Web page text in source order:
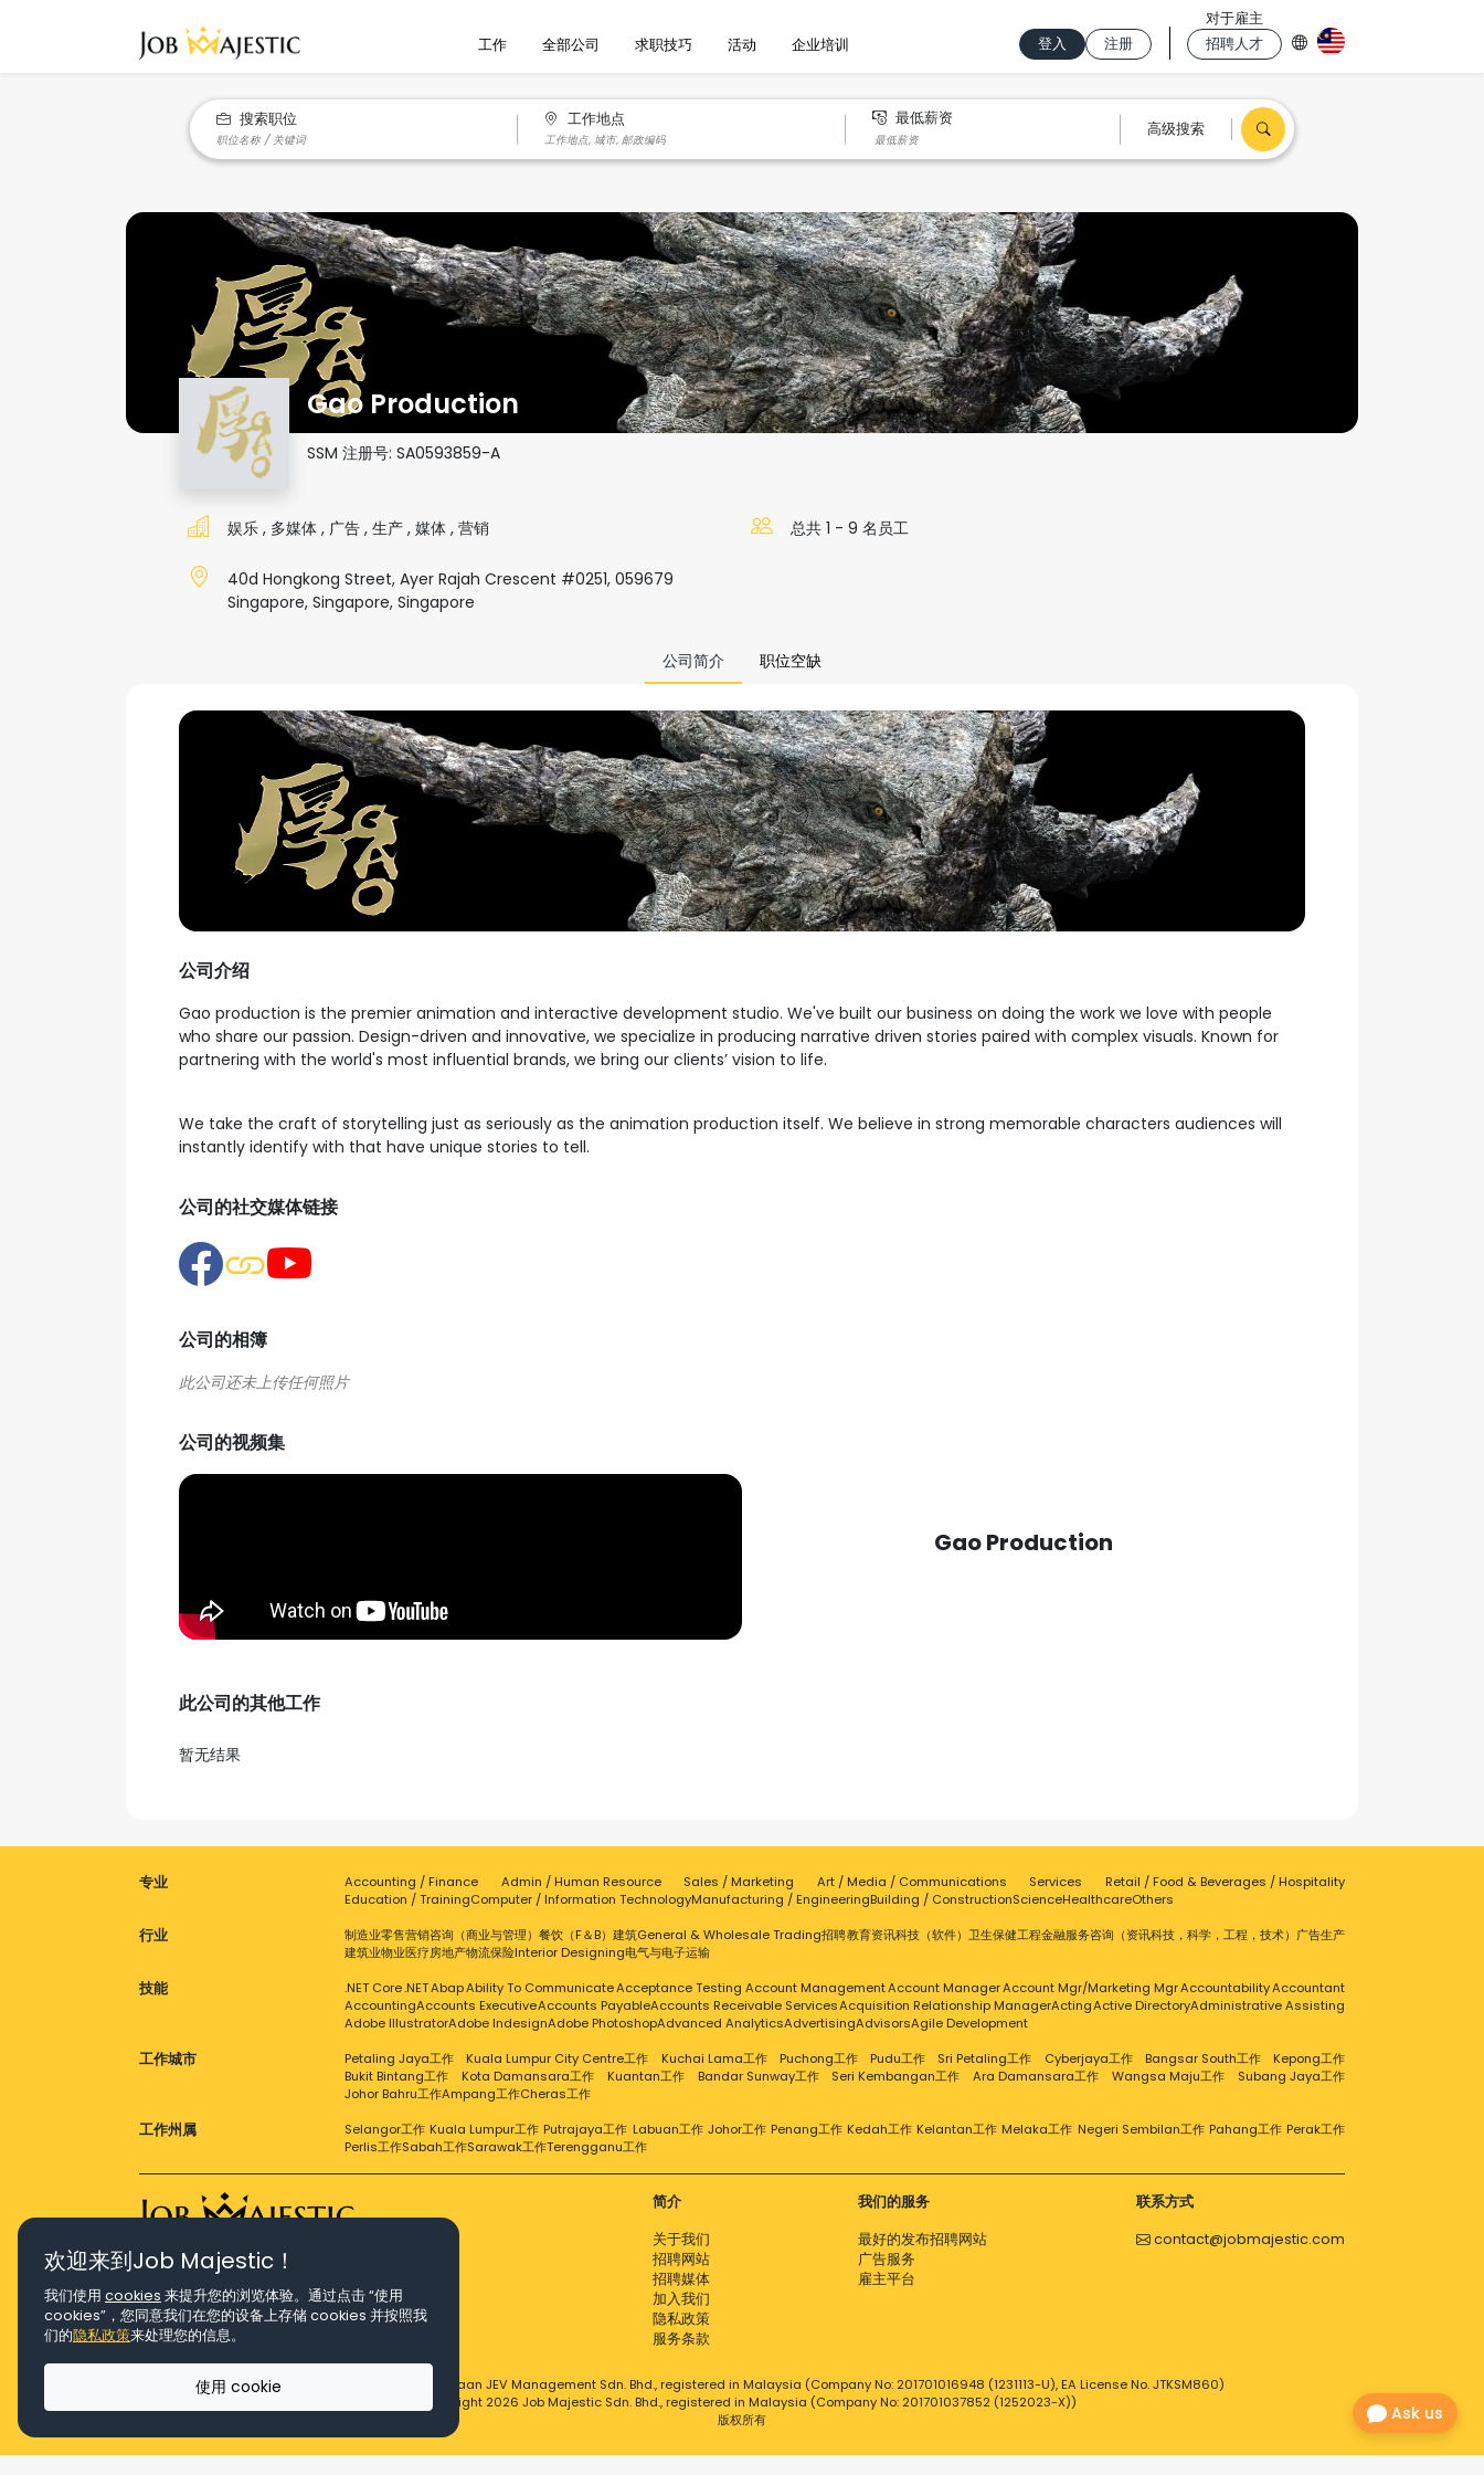
工作 全部公司 求职技巧 活动 企业培训 登入 注册
对于雇主
招聘人才
搜索职位 工作地点 最低薪资
高级搜索
Gao Production
SSM 注册号: SA0593859-A
娱乐 , 多媒体 , 广告 , 生产 , 媒体 , 营销 总共 1 - 9 名员工
40d Hongkong Street, Ayer Rajah Crescent #0251, 059679
Singapore, Singapore, Singapore
公司简介 职位空缺
公司介绍
Gao production is the premier animation and interactive development studio. We've built our business on doing the work we love with people
who share our passion. Design-driven and innovative, we specialize in producing narrative driven stories paired with complex visuals. Known for
partnering with the world's most influential brands, we bring our clients’ vision to life.
We take the craft of storytelling just as seriously as the animation production itself. We believe in strong memorable characters audiences will
instantly identify with that have unique stories to tell.
公司的社交媒体链接
公司的相簿
公司的视频集
Gao Production
此公司的其他工作
暂无结果
专业 Accounting / Finance Admin / Human Resource Sales / Marketing Art / Media / Communications Services
Retail / Food & Beverages / Hospitality
Education / TrainingComputer / Information TechnologyManufacturing / EngineeringBuilding / ConstructionScienceHealthcareOthers
行业 制造业零售营销咨询（商业与管理）餐饮（F＆B）建筑General & Wholesale Trading招聘教育资讯科技（软件） 卫生保健工程金融服务咨询（资讯科技，科学，工程，技术） 广告生产
建筑业物业医疗房地产物流保险Interior Designing电气与电子运输
技能 .NET Core.NETAbapAbility To CommunicateAcceptance Testing Account ManagementAccount ManagerAccount Mgr/Marketing MgrAccountabilityAccountant
AccountingAccounts ExecutiveAccounts PayableAccounts Receivable ServicesAcquisition Relationship ManagerActingActive DirectoryAdministrative Assisting
Adobe IllustratorAdobe IndesignAdobe PhotoshopAdvanced AnalyticsAdvertisingAdvisorsAgile Development
工作城市 Petaling Jaya工作 Kuala Lumpur City Centre工作 Kuchai Lama工作 Puchong工作 Pudu工作 Sri Petaling工作 Cyberjaya工作 Bangsar South工作
Kepong工作
Bukit Bintang工作
Kota Damansara工作 Kuantan工作 Bandar Sunway工作 Seri Kembangan工作 Ara Damansara工作 Wangsa Maju工作
Subang Jaya工作
Johor Bahru工作Ampang工作Cheras工作
工作州属 Selangor工作 Kuala Lumpur工作 Putrajaya工作 Labuan工作 Johor工作 Penang工作 Kedah工作 Kelantan工作 Melaka工作 Negeri Sembilan工作 Pahang工作 Perak工作
Perlis工作Sabah工作Sarawak工作Terengganu工作
简介
关于我们
招聘网站
招聘媒体
加入我们
隐私政策
服务条款
我们的服务
最好的发布招聘网站
广告服务
雇主平台
联系方式
contact@jobmajestic.com
Right Job, Majestic Life.
© Copyright 2026 Agensi Pekerjaan JEV Management Sdn. Bhd., registered in Malaysia (Company No: 201701016948 (1231113-U), EA License No. JTKSM860)
© Copyright 2026 Job Majestic Sdn. Bhd., registered in Malaysia (Company No: 201701037852 (1252023-X))
版权所有
欢迎来到Job Majestic！
我们使用 cookies 来提升您的浏览体验。通过点击 “使用
cookies”，您同意我们在您的设备上存储 cookies 并按照我
们的隐私政策来处理您的信息。
使用 cookie
Ask us